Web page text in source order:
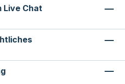
Live Chat